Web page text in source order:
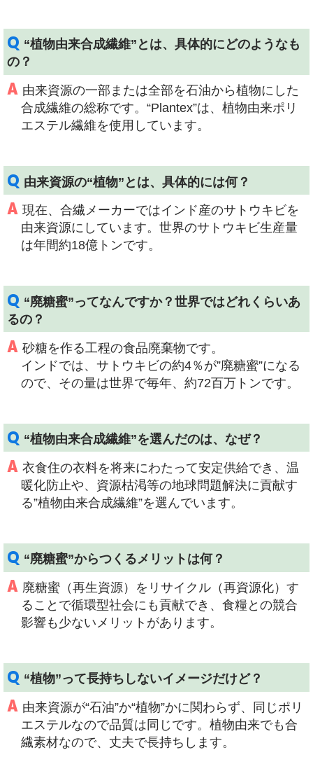
Q “植物由来合成繊維”とは、具体的にどのようなも
の？
A 由来資源の一部または全部を石油から植物にした
合成繊維の総称です。“Plantex”は、植物由来ポリ
エステル繊維を使用しています。
Q 由来資源の“植物”とは、具体的には何？
A 現在、合繊メーカーではインド産のサトウキビを
由来資源にしています。世界のサトウキビ生産量
は年間約18億トンです。
Q “廃糖蜜”ってなんですか？世界ではどれくらいあ
るの？
A 砂糖を作る工程の食品廃棄物です。
インドでは、サトウキビの約4％が”廃糖蜜”になる
ので、その量は世界で毎年、約72百万トンです。
Q “植物由来合成繊維”を選んだのは、なぜ？
A 衣食住の衣料を将来にわたって安定供給でき、温
暖化防止や、資源枯渇等の地球問題解決に貢献す
る”植物由来合成繊維”を選んでいます。
Q “廃糖蜜”からつくるメリットは何？
A 廃糖蜜（再生資源）をリサイクル（再資源化）す
ることで循環型社会にも貢献でき、食糧との競合
影響も少ないメリットがあります。
Q “植物”って長持ちしないイメージだけど？
A 由来資源が“石油”か“植物”かに関わらず、同じポリ
エステルなので品質は同じです。植物由来でも合
繊素材なので、丈夫で長持ちします。